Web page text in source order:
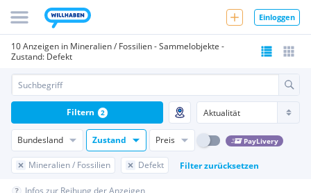
Einloggen
10 Anzeigen in Mineralien / Fossilien - Sammelobjekte -
Zustand: Defekt
Bundesland Zustand Preis PayLivery
Mineralien / Fossilien Defekt Filter zurücksetzen
Filtern 2
Infos zur Reihung der Anzeigen